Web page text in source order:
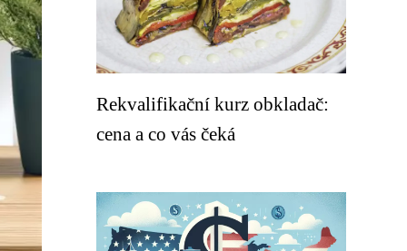
Rekvalifikační kurz obkladač:
cena a co vás čeká